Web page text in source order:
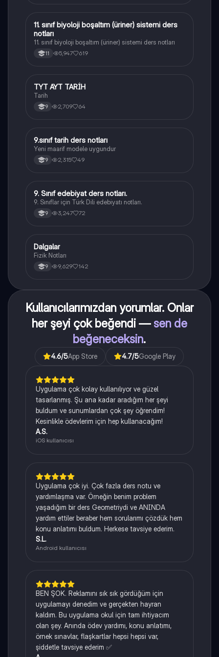
Biyoloji
11. sınıf biyoloji boşaltım (üriner) sistemi ders
notları
11. sınıf biyoloji boşaltım (üriner) sistemi ders notları
11 5,947 619
Tarih
TYT AYT TARİH
Tarih
9 2,709 64
Tarih
9.sınıf tarih ders notları
Yeni maarif modele uygundur
9 2,315 49
Türk Dili ve Edebiyatı
9. Sınıf edebiyat ders notları.
9. Sınıflar için Türk Dili edebiyatı notları.
9 3,247 72
Fizik
Dalgalar
Fizik Notları
9 9,629 142
Kullanıcılarımızdan yorumlar. Onlar
her şeyi çok beğendi — sen de
beğeneceksin.
4.6/5App Store 4.7/5Google Play
Uygulama çok kolay kullanılıyor ve güzel
tasarlanmış. Şu ana kadar aradığım her şeyi
buldum ve sunumlardan çok şey öğrendim!
Kesinlikle ödevlerim için hep kullanacağım!
A.S.
iOS kullanıcısı
Uygulama çok iyi. Çok fazla ders notu ve
yardımlaşma var. Örneğin benim problem
yaşadığım bir ders Geometriydi ve ANINDA
yardım ettiler beraber hem sorularımı çözdük hem
konu anlatımı buldum. Herkese tavsiye ederim.
S.L.
Android kullanıcısı
BEN ŞOK. Reklamını sık sık gördüğüm için
uygulamayı denedim ve gerçekten hayran
kaldım. Bu uygulama okul için tam ihtiyacım
olan şey. Anında ödev yardımı, konu anlatımı,
örnek sınavlar, flaşkartlar hepsi hepsi var,
şiddetle tavsiye ederim ✅